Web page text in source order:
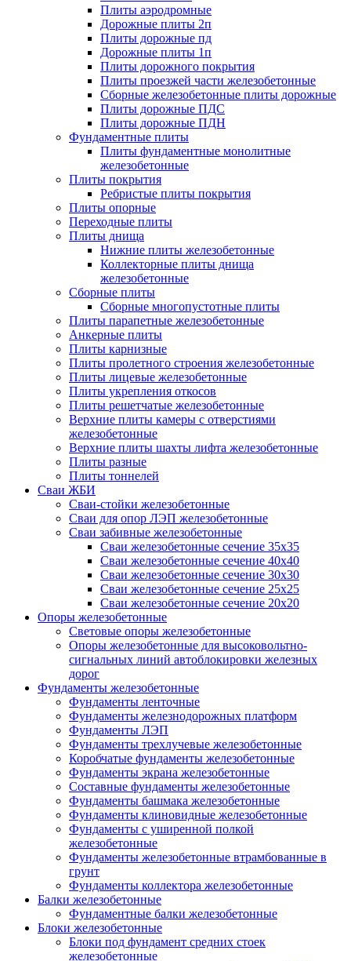
Плиты аэродромные
Дорожные плиты 2п
Плиты дорожные пд
Дорожные плиты 1п
Плиты дорожного покрытия
Плиты проезжей части железобетонные
Сборные железобетонные плиты дорожные
Плиты дорожные ПДС
Плиты дорожные ПДН
Фундаментные плиты
Плиты фундаментные монолитные
железобетонные
Плиты покрытия
Ребристые плиты покрытия
Плиты опорные
Переходные плиты
Плиты днища
Нижние плиты железобетонные
Коллекторные плиты днища
железобетонные
Сборные плиты
Сборные многопустотные плиты
Плиты парапетные железобетонные
Анкерные плиты
Плиты карнизные
Плиты пролетного строения железобетонные
Плиты лицевые железобетонные
Плиты укрепления откосов
Плиты решетчатые железобетонные
Верхние плиты камеры с отверстиями
железобетонные
Верхние плиты шахты лифта железобетонные
Плиты разные
Плиты тоннелей
Сваи ЖБИ
Сваи-стойки железобетонные
Сваи для опор ЛЭП железобетонные
Сваи забивные железобетонные
Сваи железобетонные сечение 35x35
Сваи железобетонные сечение 40x40
Сваи железобетонные сечение 30x30
Сваи железобетонные сечение 25x25
Сваи железобетонные сечение 20x20
Опоры железобетонные
Световые опоры железобетонные
Опоры железобетонные для высоковольтно-
сигнальных линий автоблокировки железных
дорог
Фундаменты железобетонные
Фундаменты ленточные
Фундаменты железнодорожных платформ
Фундаменты ЛЭП
Фундаменты трехлучевые железобетонные
Коробчатые фундаменты железобетонные
Фундаменты экрана железобетонные
Составные фундаменты железобетонные
Фундаменты башмака железобетонные
Фундаменты клиновидные железобетонные
Фундаменты с уширенной полкой
железобетонные
Фундаменты железобетонные втрамбованные в
грунт
Фундаменты коллектора железобетонные
Балки железобетонные
Фундаментные балки железобетонные
Блоки железобетонные
Блоки под фундамент средних стоек
железобетонные